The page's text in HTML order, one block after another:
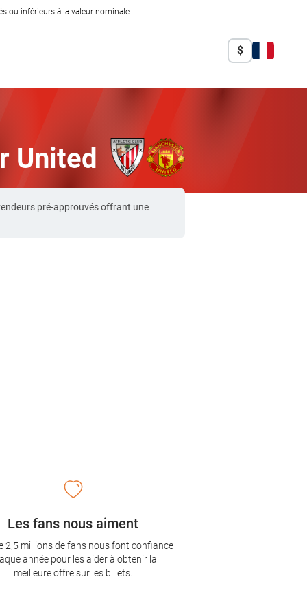
ou inférieurs à la valeur nominale.
$
United
pré-approuvés offrant une
Les fans nous aiment
2,5 millions de fans nous font confiance
année pour les aider à obtenir la
meilleure offre sur les billets.